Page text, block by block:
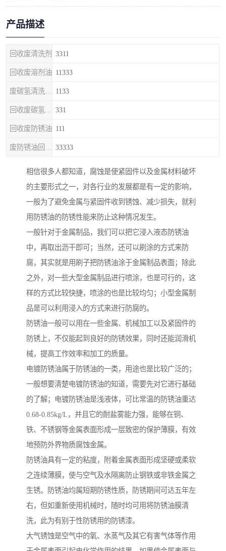
产品描述
回收废清洗剂 3311
回收废溶剂油 11333
1133
331
回收废防锈油 111
33333
相信很多人都知道，腐蚀是使紧固件以及金属材料破坏
的主要形式之一，对各行业的发展都是有一定的影响，
一般为了避免金属与紧固件收到锈蚀、减少损失，就利
用防锈油的防锈性能来防止这种情况发生。
一般针对于金属制品，我们可以把它浸入液态防锈油
中，再取出沥干即可；当然，还可以刷涂的方式来防
腐，其实就是用刷子把防锈油涂于金属制品表面；除此
之外，对一些大型金属制品进行喷涂，也是可行的，这
样的方式比较快捷，喷涂的也是比较均匀；小型金属制
品是可以利用浸入的方式来进行防腐的。
防锈油一般可以用在一些金属、机械加工以及紧固件的
防锈上，不仅能起到良好的防锈效果，同时还能润滑机
械，提高工作效率和加工的质量。
电镀防锈油属于防锈油的一类，用途也是比较广泛的；
一般想要清楚电镀防锈油的知道，需要先对它进行基础
的了解；电镀防锈油是浅液体，可比常温的防锈油重达
0.68-0.85kg/L，并且它的耐盐雾能力强，能够在铜、
铁、不锈钢等金属表面形成一层致密的保护薄膜，有效
地预防外界物质腐蚀金属。
防锈油具有一定的粘度，附着金属表面形成坚硬或柔软
之连续薄膜，使与空气及水隔离防止钢铁或非铁金属之
生锈。防锈油均属短期防锈性质，防锈期间可达五年左
右，但如重新使用机械时，随时均可用将防锈油膜清
洗，此为有别于性防锈用的防锈漆。
大气锈蚀是空气中的氧、水蒸气及其它有害气体等作用